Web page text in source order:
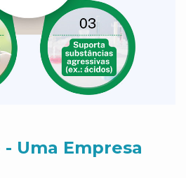
Uma Empresa